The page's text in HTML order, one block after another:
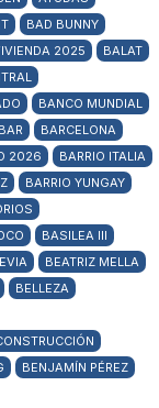
BAD BUNNY
2025
BALAT
BANCO MUNDIAL
BAR
BARCELONA
2026
BARRIO ITALIA
BARRIO YUNGAY
BASILEA III
BEATRIZ MELLA
BELLEZA
BENJAMÍN PÉREZ